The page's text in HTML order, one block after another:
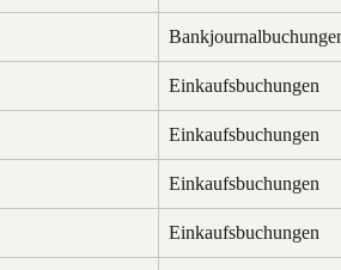
Einkaufsbuchungen
Einkaufsbuchungen
Einkaufsbuchungen
Einkaufsbuchungen